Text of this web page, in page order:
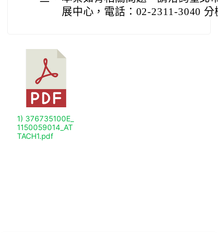
展中心，電話：02-2311-3040 分
1) 376735100E_
1150059014_AT
TACH1.pdf